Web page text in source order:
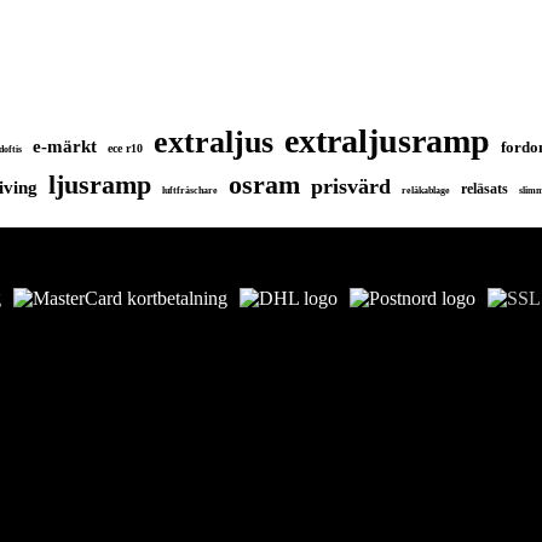
doftis e-märkt ece r10 extraljus extraljusramp
ljusramp luftfräschare osram prisvärd reläkablage reläsats